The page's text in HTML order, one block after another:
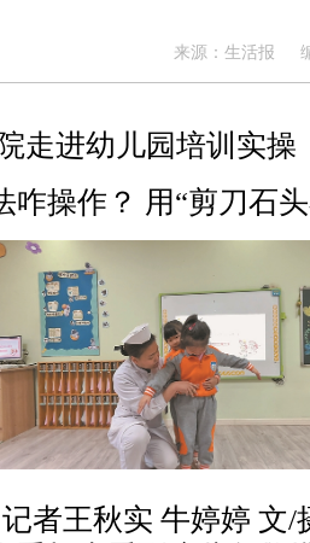
来源：生活报
走进幼儿园培训实操
咋操作？ 用“剪刀石
者王秋实 牛婷婷 文/